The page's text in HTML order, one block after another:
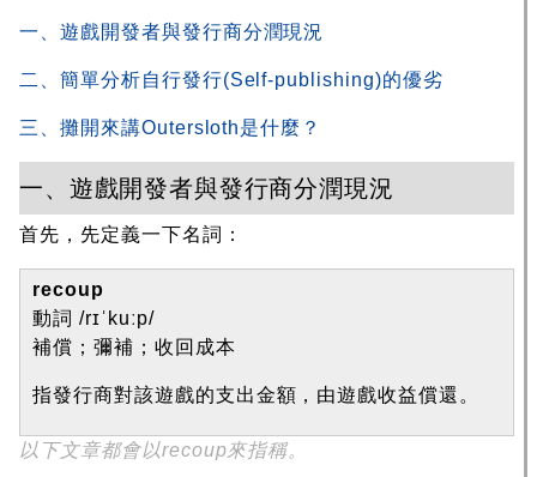
一、遊戲開發者與發行商分潤現況
二、簡單分析自行發行(Self-publishing)的優劣
三、攤開來講Outersloth是什麼？
一、遊戲開發者與發行商分潤現況
首先，先定義一下名詞：
recoup
動詞 /rɪˈkuːp/
補償；彌補；收回成本
指發行商對該遊戲的支出金額，由遊戲收益償還。
以下文章都會以recoup來指稱。